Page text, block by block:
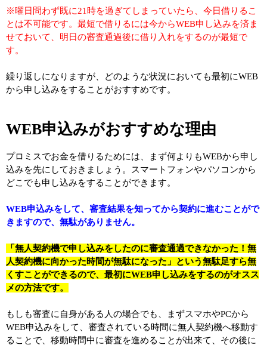
※曜日問わず既に21時を過ぎてしまっていたら、今日借りるこ
とは不可能です。最短で借りるには今からWEB申し込みを済ま
せておいて、明日の審査通過後に借り入れをするのが最短で
す。
繰り返しになりますが、どのような状況においても最初にWEB
から申し込みをすることがおすすめです。
WEB申込みがおすすめな理由
プロミスでお金を借りるためには、まず何よりもWEBから申し
込みを先にしておきましょう。スマートフォンやパソコンから
どこでも申し込みをすることができます。
WEB申込みをして、審査結果を知ってから契約に進むことがで
きますので、無駄がありません。
「無人契約機で申し込みをしたのに審査通過できなかった！無
人契約機に向かった時間が無駄になった」という無駄足すら無
くすことができるので、最初にWEB申し込みをするのがオスス
メの方法です。
もしも審査に自身がある人の場合でも、まずスマホやPCから
WEB申込みをして、審査されている時間に無人契約機へ移動す
ることで、移動時間中に審査を進めることが出来て、その後に